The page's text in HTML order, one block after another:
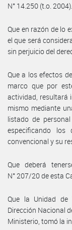
N° 14.250 (t.o. 2004).
Que en razón de lo
el que será
sin perjuicio del
Que a los efectos
marco que por
actividad, resultará
mismo mediante
listado de
especificando los
convencional y su
Que deberá
N° 207/20 de esta
Que la Unidad de
Dirección Nacional
Ministerio, tomó la